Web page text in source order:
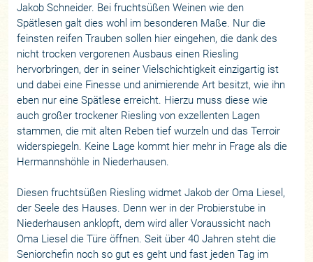
Jakob Schneider. Bei fruchtsüßen Weinen wie den
Spätlesen galt dies wohl im besonderen Maße. Nur die
feinsten reifen Trauben sollen hier eingehen, die dank des
nicht trocken vergorenen Ausbaus einen Riesling
hervorbringen, der in seiner Vielschichtigkeit einzigartig ist
und dabei eine Finesse und animierende Art besitzt, wie ihn
eben nur eine Spätlese erreicht. Hierzu muss diese wie
auch großer trockener Riesling von exzellenten Lagen
stammen, die mit alten Reben tief wurzeln und das Terroir
widerspiegeln. Keine Lage kommt hier mehr in Frage als die
Hermannshöhle in Niederhausen.
Diesen fruchtsüßen Riesling widmet Jakob der Oma Liesel,
der Seele des Hauses. Denn wer in der Probierstube in
Niederhausen anklopft, dem wird aller Voraussicht nach
Oma Liesel die Türe öffnen. Seit über 40 Jahren steht die
Seniorchefin noch so gut es geht und fast jeden Tag im